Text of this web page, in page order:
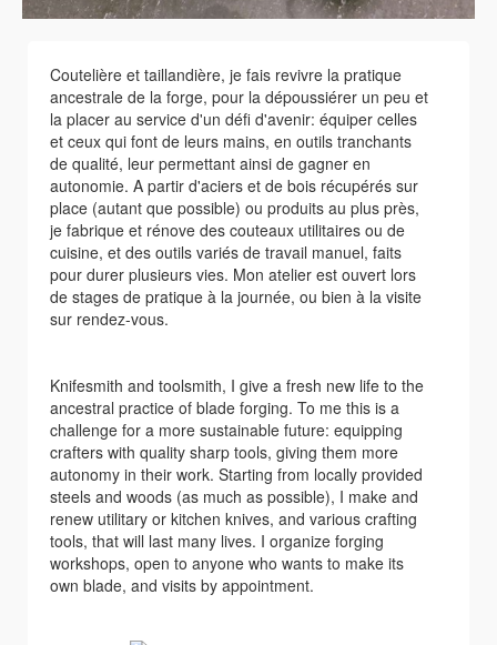
Coutelière et taillandière, je fais revivre la pratique
ancestrale de la forge, pour la dépoussiérer un peu et
la placer au service d'un défi d'avenir: équiper celles
et ceux qui font de leurs mains, en outils tranchants
de qualité, leur permettant ainsi de gagner en
autonomie. A partir d'aciers et de bois récupérés sur
place (autant que possible) ou produits au plus près,
je fabrique et rénove des couteaux utilitaires ou de
cuisine, et des outils variés de travail manuel, faits
pour durer plusieurs vies. Mon atelier est ouvert lors
de stages de pratique à la journée, ou bien à la visite
sur rendez-vous.
Knifesmith and toolsmith, I give a fresh new life to the
ancestral practice of blade forging. To me this is a
challenge for a more sustainable future: equipping
crafters with quality sharp tools, giving them more
autonomy in their work. Starting from locally provided
steels and woods (as much as possible), I make and
renew utilitary or kitchen knives, and various crafting
tools, that will last many lives. I organize forging
workshops, open to anyone who wants to make its
own blade, and visits by appointment.